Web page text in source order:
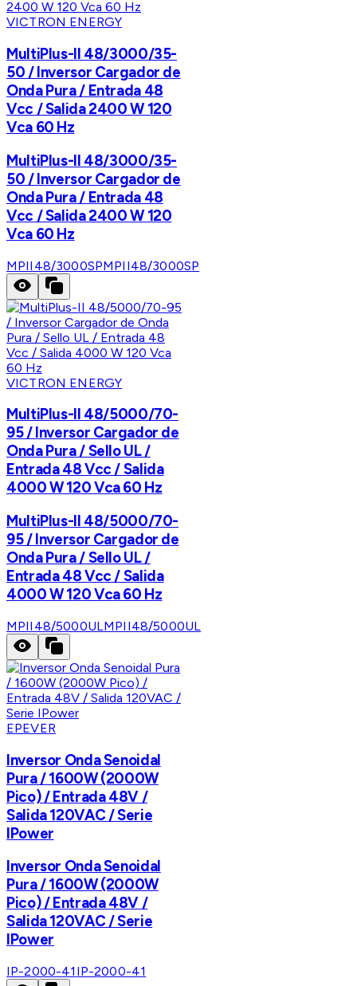
VICTRON ENERGY
MultiPlus-II 48/3000/35-
50 / Inversor Cargador de
Onda Pura / Entrada 48
Vcc / Salida 2400 W 120
Vca 60 Hz
MultiPlus-II 48/3000/35-
50 / Inversor Cargador de
Onda Pura / Entrada 48
Vcc / Salida 2400 W 120
Vca 60 Hz
MPII48/3000SPMPII48/3000SP
VICTRON ENERGY
MultiPlus-II 48/5000/70-
95 / Inversor Cargador de
Onda Pura / Sello UL /
Entrada 48 Vcc / Salida
4000 W 120 Vca 60 Hz
MultiPlus-II 48/5000/70-
95 / Inversor Cargador de
Onda Pura / Sello UL /
Entrada 48 Vcc / Salida
4000 W 120 Vca 60 Hz
MPII48/5000ULMPII48/5000UL
EPEVER
Inversor Onda Senoidal
Pura / 1600W (2000W
Pico) / Entrada 48V /
Salida 120VAC / Serie
IPower
Inversor Onda Senoidal
Pura / 1600W (2000W
Pico) / Entrada 48V /
Salida 120VAC / Serie
IPower
IP-2000-41 IP-2000-41